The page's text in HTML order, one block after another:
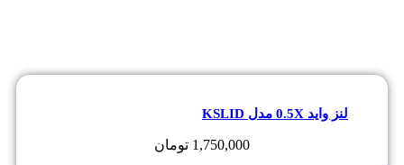
لنز واید 0.5X مدل KSLID
1,750,000 تومان